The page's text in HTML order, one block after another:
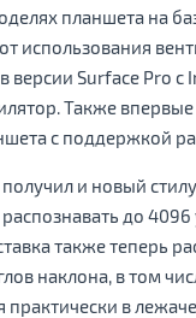
планшета на
использования
версии Surface Pro с
Также
с поддержкой
получил и новый
до
также теперь
наклона, в том
практически в